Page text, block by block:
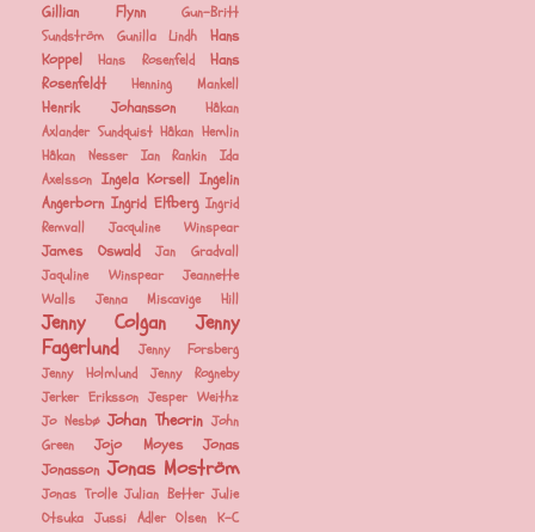
Gillian Flynn
Gun-Britt
Sundström
Gunilla Lindh
Hans
Koppel
Hans Rosenfeld
Hans
Rosenfeldt
Henning Mankell
Henrik Johansson
Håkan
Axlander Sundquist Håkan Hemlin
Håkan Nesser
Ian Rankin
Ida
Axelsson Ingela Korsell Ingelin
Angerborn Ingrid Elfberg Ingrid
Remvall
Jacquline Winspear
James Oswald
Jan Gradvall
Jaquline Winspear
Jeannette
Walls
Jenna Miscavige Hill
Jenny Colgan
Jenny
Fagerlund
Jenny Forsberg
Jenny Holmlund
Jenny Rogneby
Jerker Eriksson Jesper Weithz
Jo Nesbø Johan Theorin John
Green
Jojo Moyes
Jonas
Jonasson Jonas Moström
Jonas Trolle Julian Better Julie
Otsuka Jussi Adler Olsen K-C